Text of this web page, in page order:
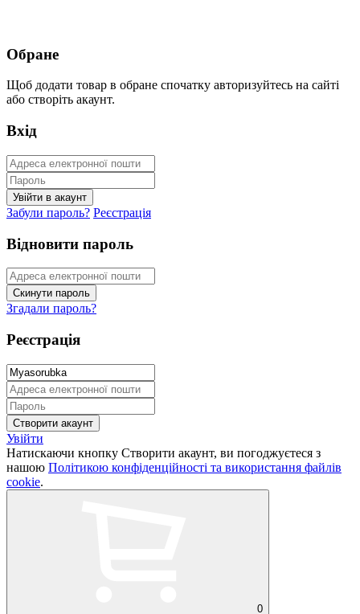
Обране
Щоб додати товар в обране спочатку авторизуйтесь на сайті
або створіть акаунт.
Вхід
Забули пароль? Реєстрація
Відновити пароль
Згадали пароль?
Реєстрація
Увійти
Натискаючи кнопку Створити акаунт, ви погоджуєтеся з
нашою Політикою конфіденційності та використання файлів
cookie.
0